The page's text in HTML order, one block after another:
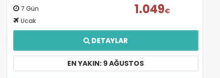
7 Gün
Ucak
1.049€
DETAYLAR
EN YAKIN: 9 AĞUSTOS